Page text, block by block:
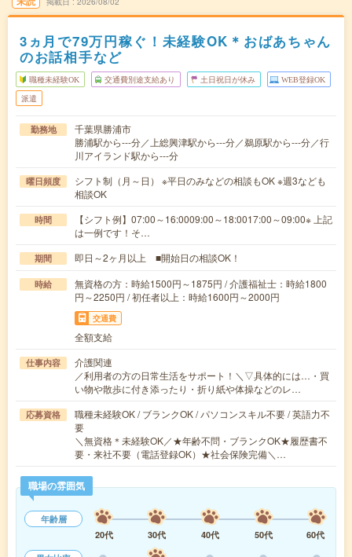
3ヵ月で79万円稼ぐ！未経験OK＊おばあちゃん
のお話相手など
職種未経験OK 交通費別途支給あり 土日祝日が休み WEB登録OK
派遣
勤務地
千葉県勝浦市
勝浦駅から---分／上総興津駅から---分／鵜原駅から---分／行
川アイランド駅から---分
曜日頻度
シフト制（月～日） ※平日のみなどの相談もOK ※週3なども
相談OK
時間
【シフト例】07:00～16:0009:00～18:0017:00～09:00※ 上記
は一例です！そ…
期間 即日～2ヶ月以上 ■開始日の相談OK！
時給
無資格の方：時給1500円～1875円 / 介護福祉士：時給1800
円～2250円 / 初任者以上：時給1600円～2000円
交通費
全額支給
仕事内容
介護関連
／利用者の方の日常生活をサポート！＼▽具体的には…・買
い物や散歩に付き添ったり・折り紙や体操などのレ…
応募資格
職種未経験OK / ブランクOK / パソコンスキル不要 / 英語力不
要
＼無資格＊未経験OK／★年齢不問・ブランクOK★履歴書不
要・来社不要（電話登録OK）★社会保険完備＼…
職場の雰囲気
年齢層
20代
30代 40代 50代
60代